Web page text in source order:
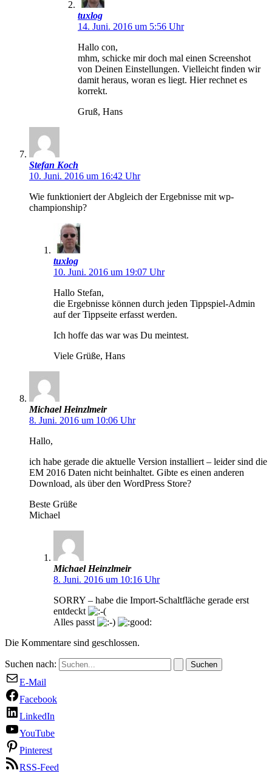
tuxlog
14. Juni. 2016 um 5:56 Uhr
Hallo con,
mhm, schicke mir doch mal einen Screenshot
von Deinen Einstellungen. Vielleicht finden wir
damit heraus, woran es liegt. Hier rechnet es
korrekt.
Gruß, Hans
Stefan Koch
10. Juni. 2016 um 16:42 Uhr
Wie funktioniert der Abgleich der Ergebnisse mit wp-
championship?
tuxlog
10. Juni. 2016 um 19:07 Uhr
Hallo Stefan,
die Ergebnisse können durch jeden Tippspiel-Admin
auf der Tippseite erfasst werden.
Ich hoffe das war was Du meintest.
Viele Grüße, Hans
Michael Heinzlmeir
8. Juni. 2016 um 10:06 Uhr
Hallo,
ich habe gerade die aktuelle Version installiert – leider sind die
EM 2016 Daten nicht beinhaltet. Gibte es einen anderen
Download, als über den WordPress Store?
Beste Grüße
Michael
Michael Heinzlmeir
8. Juni. 2016 um 10:16 Uhr
SORRY – habe die Import-Schaltfläche gerade erst
entdeckt
Alles passt
Die Kommentare sind geschlossen.
Suchen nach:
E-Mail
Facebook
LinkedIn
YouTube
Pinterest
RSS-Feed